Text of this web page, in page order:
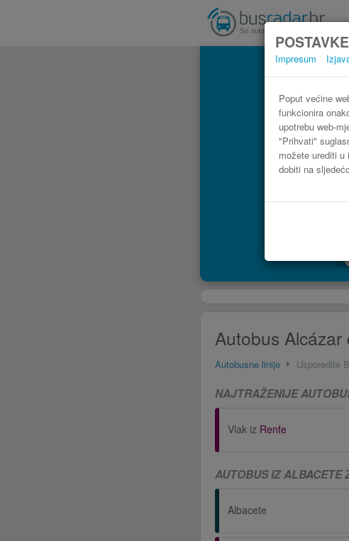
Impresum
Poput većine
funkcionira
upotrebu web-
"Prihvati"
možete urediti
dobiti na
Autobus
Autobusne linije Usporedite
NAJTRAŽENIJE
Vlak iz Renfe
AUTOBUS IZ ALBACETE
Albacete